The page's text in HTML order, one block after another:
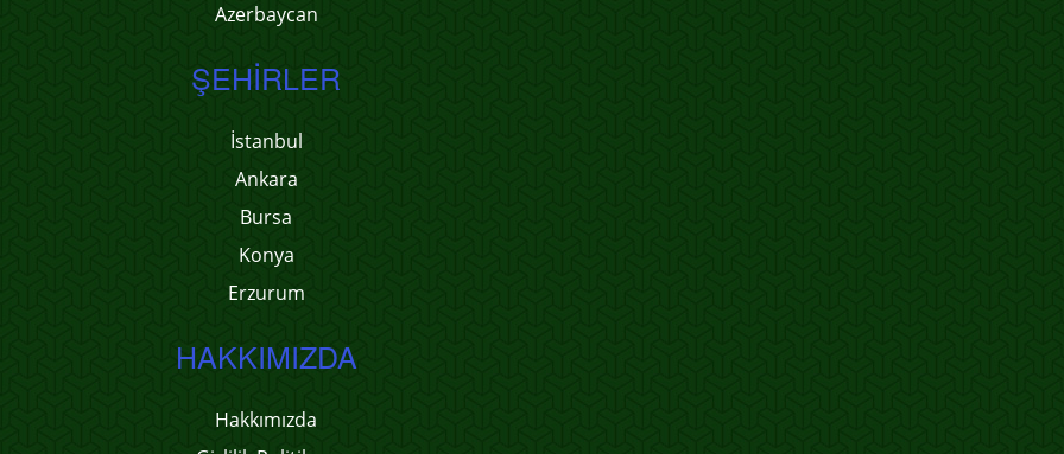
Azerbaycan
ŞEHIRLER
İstanbul
Ankara
Bursa
Konya
Erzurum
HAKKIMIZDA
Hakkımızda